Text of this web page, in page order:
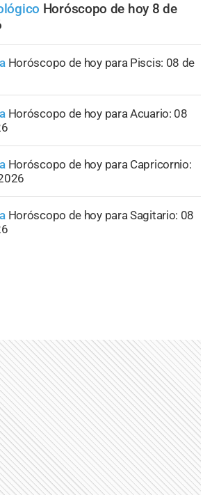
Horóscopo de hoy 8 de
Horóscopo de hoy para Piscis: 08 de
Horóscopo de hoy para Acuario: 08
Horóscopo de hoy para Capricornio:
Horóscopo de hoy para Sagitario: 08